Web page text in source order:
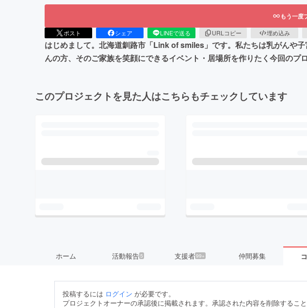
もう一度
ポスト シェア LINEで送る URLコピー 埋め込み
はじめまして。北海道釧路市「Link of smiles」です。私たちは乳がんや
んの方、そのご家族を笑顔にできるイベント・居場所を作りたく今回のプ
このプロジェクトを見た人はこちらもチェックしています
ホーム 活動報告5 支援者99+ 仲間募集
投稿するには ログイン が必要です。
プロジェクトオーナーの承認後に掲載されます。承認された内容を削除すること